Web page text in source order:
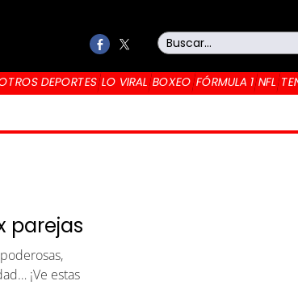
DEPORTES LO VIRAL BOXEO FÓRMULA 1 NFL
parejas
¡Ve estas